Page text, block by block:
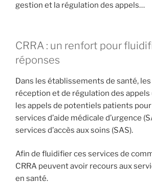
gestion et la régulation des appels…
CRRA : un renfort pour
réponses
Dans les établissements de santé,
réception et de régulation des appels
les appels de potentiels patients
services d’aide médicale d’urgence
services d’accès aux soins (SAS).
Afin de fluidifier ces services de
CRRA peuvent avoir recours aux
en santé.